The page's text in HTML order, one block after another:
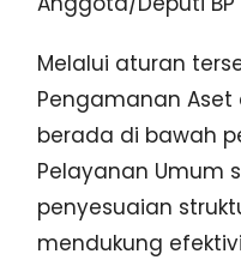
Melalui aturan
Pengamanan
berada di bawah
Pelayanan Umum
penyesuaian
mendukung